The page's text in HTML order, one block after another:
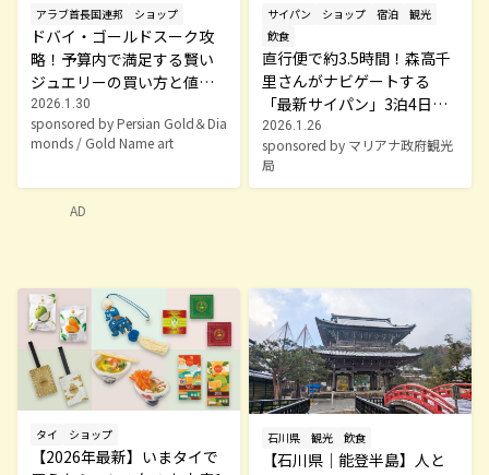
アラブ首長国連邦 ショップ
ドバイ・ゴールドスーク攻
略！予算内で満足する賢い
ジュエリーの買い方と値切
り術
2026.1.30
sponsored by Persian Gold＆Dia
monds / Gold Name art
サイパン ショップ 宿泊
観光
飲食
直行便で約3.5時間！森高千
里さんがナビゲートする
「最新サイパン」3泊4日モ
デルプラン
2026.1.26
sponsored by マリアナ政府観光
局
AD
タイ ショップ
【2026年最新】いまタイで
石川県 観光 飲食
【石川県｜能登半島】人と